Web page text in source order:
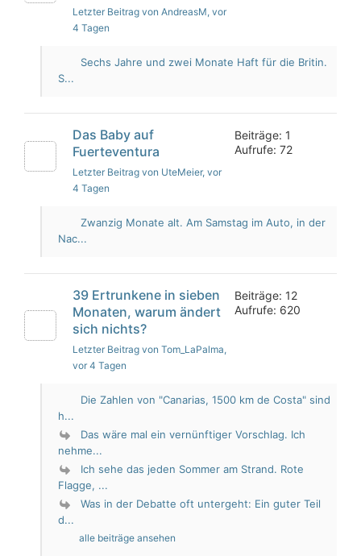
Letzter Beitrag von AndreasM, vor
4 Tagen
Sechs Jahre und zwei Monate Haft für die Britin.
S...
Das Baby auf
Fuerteventura
Letzter Beitrag von UteMeier, vor
4 Tagen
Beiträge: 1
Aufrufe: 72
Zwanzig Monate alt. Am Samstag im Auto, in der
Nac...
39 Ertrunkene in sieben
Monaten, warum ändert
sich nichts?
Letzter Beitrag von Tom_LaPalma,
vor 4 Tagen
Beiträge: 12
Aufrufe: 620
Die Zahlen von "Canarias, 1500 km de Costa" sind
h...
Das wäre mal ein vernünftiger Vorschlag. Ich
nehme...
Ich sehe das jeden Sommer am Strand. Rote
Flagge, ...
Was in der Debatte oft untergeht: Ein guter Teil
d...
alle beiträge ansehen